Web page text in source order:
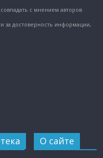
с мнением авторов
за достоверность информации,
О сайте